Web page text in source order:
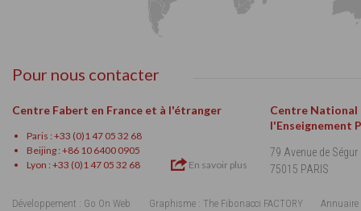
Pour nous contacter
Centre Fabert en France et à l'étranger
Paris : +33 (0)1 47 05 32 68
Beijing : +86 10 6400 0905
Lyon : +33 (0)1 47 05 32 68
En savoir plus
Centre National
l'Enseignement
79 Avenue de Ségur
75015 PARIS
Développement : Go On Web Graphisme : The Fibonacci FACTORY Annuaire